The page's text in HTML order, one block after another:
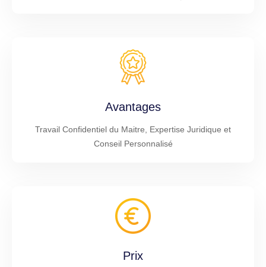
Avantages
Travail Confidentiel du Maitre, Expertise Juridique et
Conseil Personnalisé
Prix